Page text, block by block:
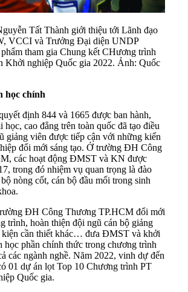
Tất Thành giới thiệu tới Lãnh đạo
VCCI và Trưởng Đại diện UNDP
tham gia Chung kết CHương trình
Khởi nghiệp Quốc gia 2022. Ảnh: Quốc
học chính
định 844 và 1665 được ban hành,
học, cao đẳng trên toàn quốc đã tạo điều
giảng viên được tiếp cận với những kiến
đổi mới sáng tạo. Ở trường ĐH Công
các hoạt động ĐMST và KN được
trong đó nhiệm vụ quan trọng là đào
nòng cốt, cán bộ đầu mối trong sinh
ĐH Công Thương TP.HCM đổi mới
trình, hoàn thiện đội ngũ cán bộ giảng
kiện cần thiết khác… đưa ĐMST và khởi
học phần chính thức trong chương trình
các ngành nghề. Năm 2022, vinh dự đến
01 dự án lọt Top 10 Chương trình PT
Quốc gia.